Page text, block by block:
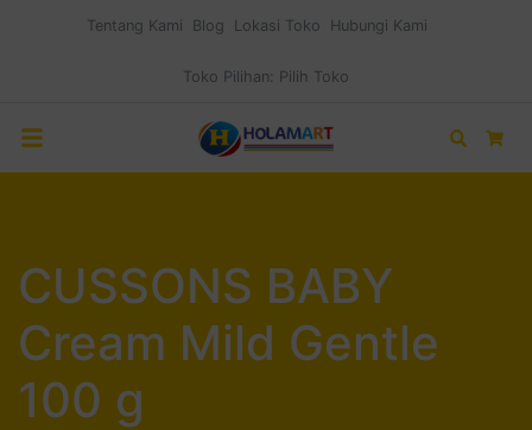
Tentang Kami Blog Lokasi Toko Hubungi Kami
Toko Pilihan: Pilih Toko
Search
CUSSONS BABY
Cream Mild Gentle
100 g